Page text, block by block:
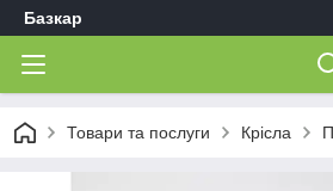
Базкар
Товари та послуги Крісла